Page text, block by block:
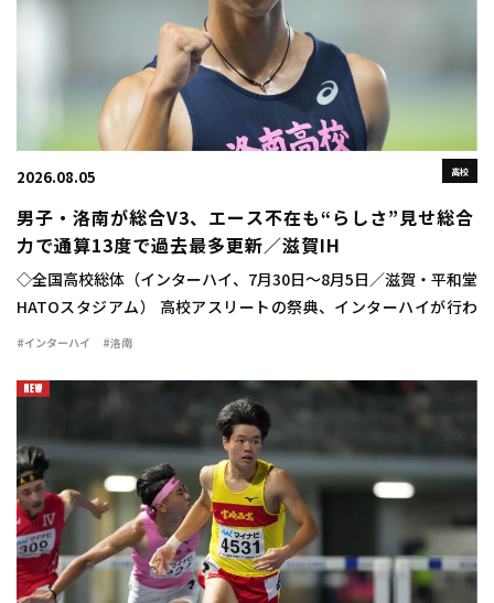
高校
2026.08.05
男子・洛南が総合V3、エース不在も“らしさ”見せ総合
力で通算13度で過去最多更新／滋賀IH
◇全国高校総体（インターハイ、7月30日～8月5日／滋賀・平和堂
HATOスタジアム） 高校アスリートの祭典、インターハイが行わ
れ、学校対抗の男子は洛南（京都）が47点を積み上げて3連覇を達
#インターハイ #洛南